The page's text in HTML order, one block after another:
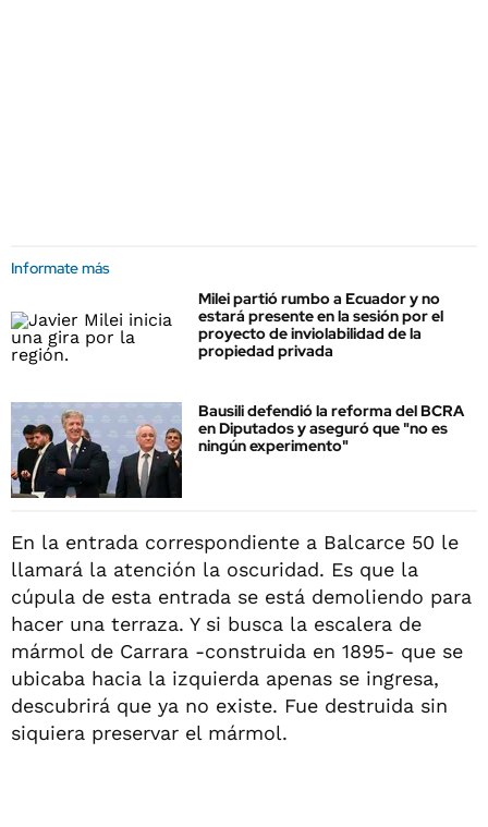
Informate más
Milei partió rumbo a Ecuador y no
estará presente en la sesión por el
proyecto de inviolabilidad de la
propiedad privada
Bausili defendió la reforma del BCRA
en Diputados y aseguró que "no es
ningún experimento"
En la entrada correspondiente a Balcarce 50 le
llamará la atención la oscuridad. Es que la
cúpula de esta entrada se está demoliendo para
hacer una terraza. Y si busca la escalera de
mármol de Carrara -construida en 1895- que se
ubicaba hacia la izquierda apenas se ingresa,
descubrirá que ya no existe. Fue destruida sin
siquiera preservar el mármol.